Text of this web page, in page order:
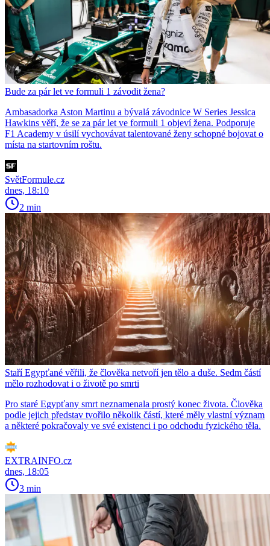
Bude za pár let ve formuli 1 závodit žena?
Ambasadorka Aston Martinu a bývalá závodnice W Series Jessica
Hawkins věří, že se za pár let ve formuli 1 objeví žena. Podporuje
F1 Academy v úsilí vychovávat talentované ženy schopné bojovat o
místa na startovním roštu.
SvětFormule.cz
dnes, 18:10
2 min
Staří Egypťané věřili, že člověka netvoří jen tělo a duše. Sedm částí
mělo rozhodovat i o životě po smrti
Pro staré Egypťany smrt neznamenala prostý konec života. Člověka
podle jejich představ tvořilo několik částí, které měly vlastní význam
a některé pokračovaly ve své existenci i po odchodu fyzického těla.
EXTRAINFO.cz
dnes, 18:05
3 min